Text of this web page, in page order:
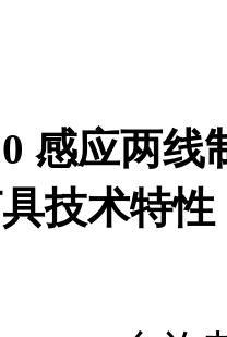
感应两
技术特性